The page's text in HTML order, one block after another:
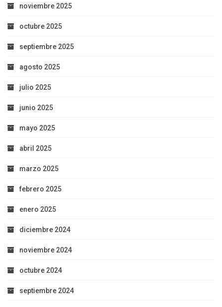
noviembre 2025
octubre 2025
septiembre 2025
agosto 2025
julio 2025
junio 2025
mayo 2025
abril 2025
marzo 2025
febrero 2025
enero 2025
diciembre 2024
noviembre 2024
octubre 2024
septiembre 2024